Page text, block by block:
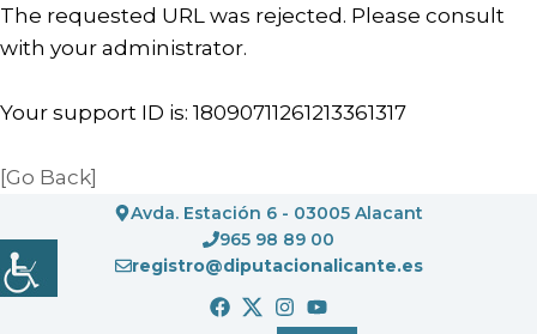
The requested URL was rejected. Please consult
with your administrator.
Your support ID is: 18090711261213361317
[Go Back]
al
contingut
Avda. Estación 6 - 03005 Alacant
965 98 89 00
registro@diputacionalicante.es